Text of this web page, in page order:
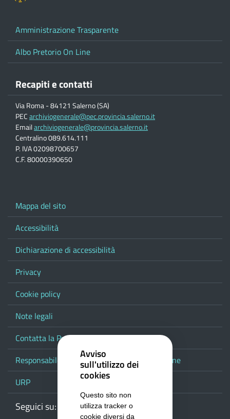
Amministrazione Trasparente
Albo Pretorio On Line
Recapiti e contatti
Via Roma - 84121 Salerno (SA)
PECarchiviogenerale@pec.provincia.salerno.it
Emailarchiviogenerale@provincia.salerno.it
Centralino 089.614.111
P. IVA 02098700657
C.F. 80000390650
Mappa del sito
Accessibilità
Dichiarazione di accessibilità
Privacy
Cookie policy
Note legali
Contatta la Provincia
Responsabile del procedimento di pubblicazione
URP
Seguici su: WebmailFacebook
Youtube
Avviso
sull'utilizzo dei
cookies
Questo sito non
utilizza tracker o
cookie diversi da